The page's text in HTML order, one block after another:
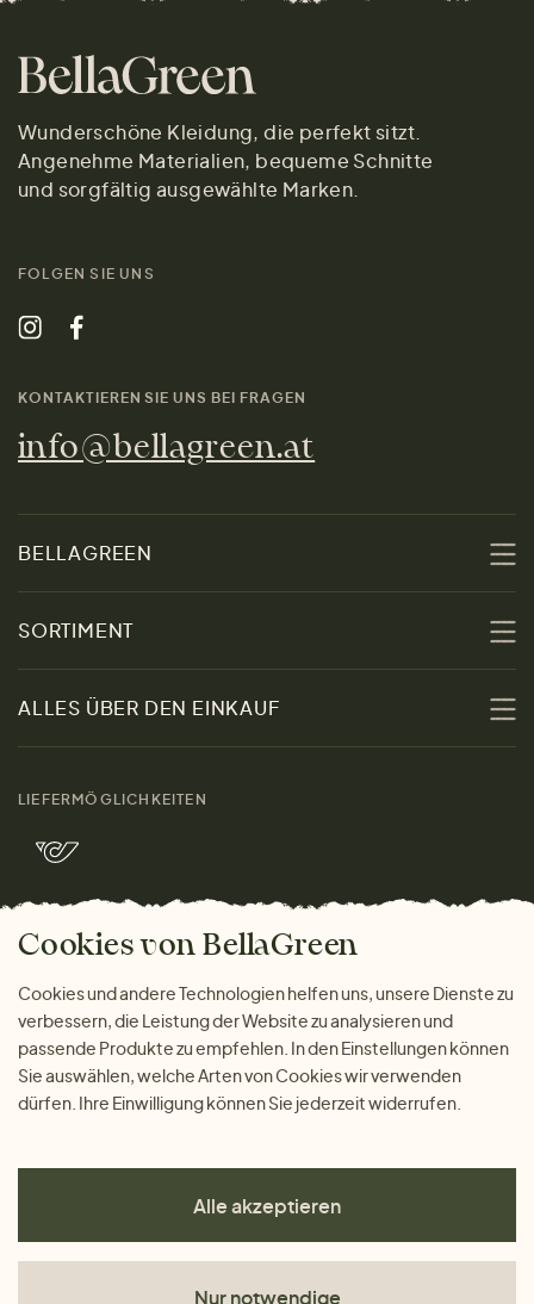
Wunderschöne Kleidung, die perfekt sitzt.
Angenehme Materialien, bequeme Schnitte
und sorgfältig ausgewählte Marken.
FOLGEN SIE UNS
KONTAKTIEREN SIE UNS BEI FRAGEN
info@bellagreen.at
BELLAGREEN
Nachhaltigkeit
Kontakt
Marken
Bella Green Magazin
SORTIMENT
Damen
Herren
Wohnen
Geschenke
ALLES ÜBER DEN EINKAUF
Warum bei uns einkaufen
LIEFERMÖGLICHKEITEN
ZAHLUNGSMÖGLICHKEITEN
Cookies von BellaGreen
Cookies und andere Technologien helfen uns, unsere Dienste zu
verbessern, die Leistung der Website zu analysieren und
passende Produkte zu empfehlen. In den Einstellungen können
Sie auswählen, welche Arten von Cookies wir verwenden
dürfen. Ihre Einwilligung können Sie jederzeit widerrufen.
Alle akzeptieren
Nur notwendige